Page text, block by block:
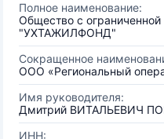
Полное наименование:
Общество с ограниченной
"УХТАЖИЛФОНД"
Сокращенное
ООО «Региональный
Имя руководителя:
Дмитрий ВИТАЛЬЕВИЧ
ИНН: